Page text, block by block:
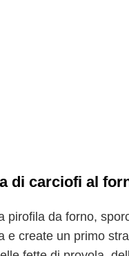
di carciofi al
pirofila da forno,
e create un primo